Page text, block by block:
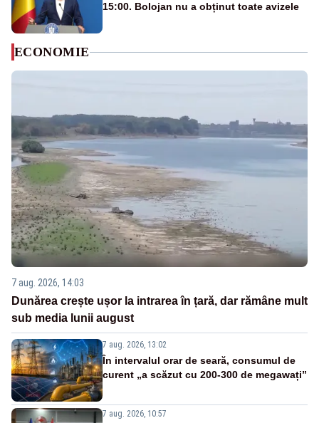
15:00. Bolojan nu a obținut toate avizele
ECONOMIE
7 aug. 2026, 14:03
Dunărea crește ușor la intrarea în țară, dar rămâne mult
sub media lunii august
7 aug. 2026, 13:02
În intervalul orar de seară, consumul de
curent „a scăzut cu 200-300 de megawați”
7 aug. 2026, 10:57